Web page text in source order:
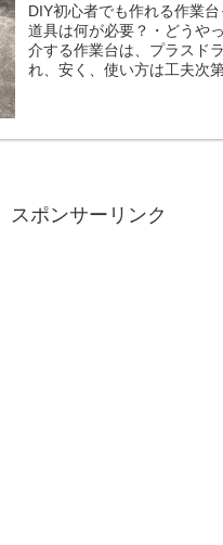
DIY初心者でも作れる作業
道具は何が必要？・どうや
介する作業台は、プラスド
れ、安く、使い方は工夫次
スポンサーリンク